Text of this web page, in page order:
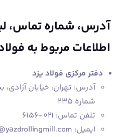
آدرس، شماره تماس،
اطلاعات مربوط به
دفتر مرکزی فولاد یزد
آدرس: تهران، خیابان
شماره ۲۳۵
تلفن تماس: ۰۲۱-۶۱۵۶
ایمیل: sales@yazdrollingmill.com